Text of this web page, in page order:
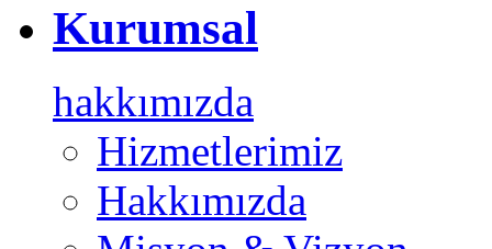
Kurumsal
hakkımızda
Hizmetlerimiz
Hakkımızda